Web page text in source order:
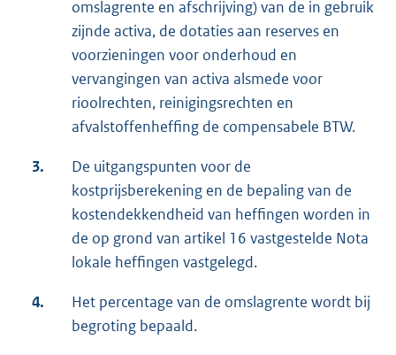
omslagrente en afschrijving) van de in gebruik
zijnde activa, de dotaties aan reserves en
voorzieningen voor onderhoud en
vervangingen van activa alsmede voor
rioolrechten, reinigingsrechten en
afvalstoffenheffing de compensabele BTW.
3.
De uitgangspunten voor de
kostprijsberekening en de bepaling van de
kostendekkendheid van heffingen worden in
de op grond van artikel 16 vastgestelde Nota
lokale heffingen vastgelegd.
4.
Het percentage van de omslagrente wordt bij
begroting bepaald.